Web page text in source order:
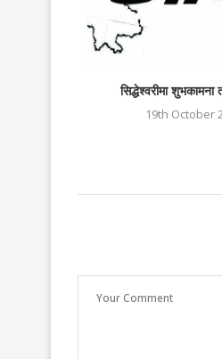
सिद्धेश्वरीमा शुभकामना
19th October